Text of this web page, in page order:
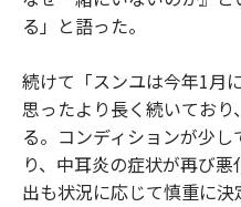
る」と語った。
続けて「スンユは今年1月
思ったより長く続いてお
る。コンディションが少
り、中耳炎の症状が再び
出も状況に応じて慎重に決